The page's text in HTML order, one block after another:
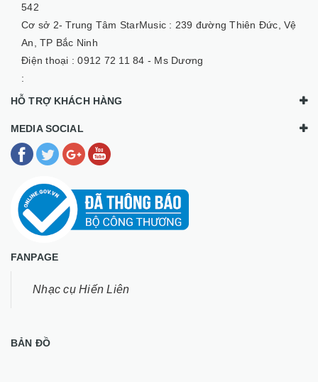
542
Cơ sở 2- Trung Tâm StarMusic : 239 đường Thiên Đức, Vệ
An, TP Bắc Ninh
Điện thoại :0912 72 11 84 - Ms Dương
:
HỖ TRỢ KHÁCH HÀNG
MEDIA SOCIAL
FANPAGE
Nhạc cụ Hiến Liên
BẢN ĐỒ